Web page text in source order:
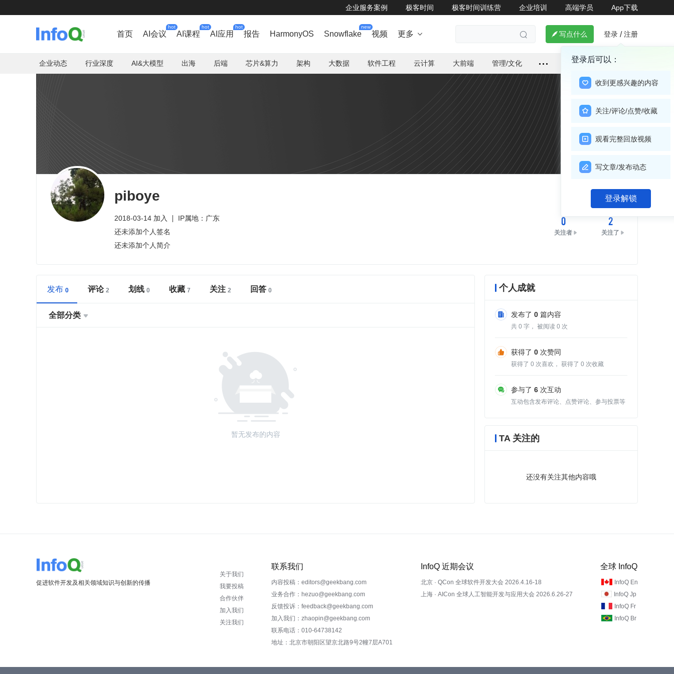
企业服务案例 极客时间 极客时间训练营 企业培训 高端学员 App下载
首页 AI会议
hot
AI课程
hot
AI应用
hot
报告 HarmonyOS Snowflake
new
视频 更多    写点什么 登录 / 注册
登录后可以：
收到更感兴趣的内容
关注/评论/点赞/收藏
观看完整回放视频
写文章/发布动态
登录解锁
企业动态 行业深度 AI&大模型 出海 后端 芯片&算力 架构 大数据 软件工程 云计算 大前端 管理/文化
piboye
2018-03-14 加入
IP属地：广东
还未添加个人签名
还未添加个人简介
关注
0
关注者
2
关注了
发布 评论 划线 收藏 关注 回答
全部分类 
暂无发布的内容
个人成就
发布了 0 篇内容
共 0 字， 被阅读 0 次
获得了 0 次赞同
获得了 0 次喜欢， 获得了 0 次收藏
参与了 6 次互动
互动包含发布评论、点赞评论、参与投票等
TA 关注的
还没有关注其他内容哦
促进软件开发及相关领域知识与创新的传播
关于我们
我要投稿
合作伙伴
加入我们
关注我们
联系我们
内容投稿：editors@geekbang.com
业务合作：hezuo@geekbang.com
反馈投诉：feedback@geekbang.com
加入我们：zhaopin@geekbang.com
联系电话：010-64738142
地址：北京市朝阳区望京北路9号2幢7层A701
InfoQ 近期会议
北京 · QCon 全球软件开发大会 2026.4.16-18
上海 · AICon 全球人工智能开发与应用大会 2026.6.26-27
全球 InfoQ
InfoQ En
InfoQ Jp
InfoQ Fr
InfoQ Br